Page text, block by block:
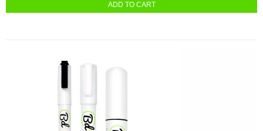
ADD TO CART